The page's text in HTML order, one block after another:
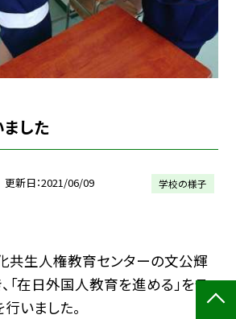
した
更新日 2021/06/09 学校の様子
生人権教育センターの文公輝
「在日外国人教育を進める」をテ
いました。